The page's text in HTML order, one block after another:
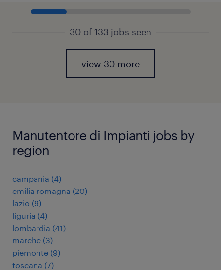
30 of 133 jobs seen
view 30 more
Manutentore di Impianti jobs by
region
campania (4)
emilia romagna (20)
lazio (9)
liguria (4)
lombardia (41)
marche (3)
piemonte (9)
toscana (7)